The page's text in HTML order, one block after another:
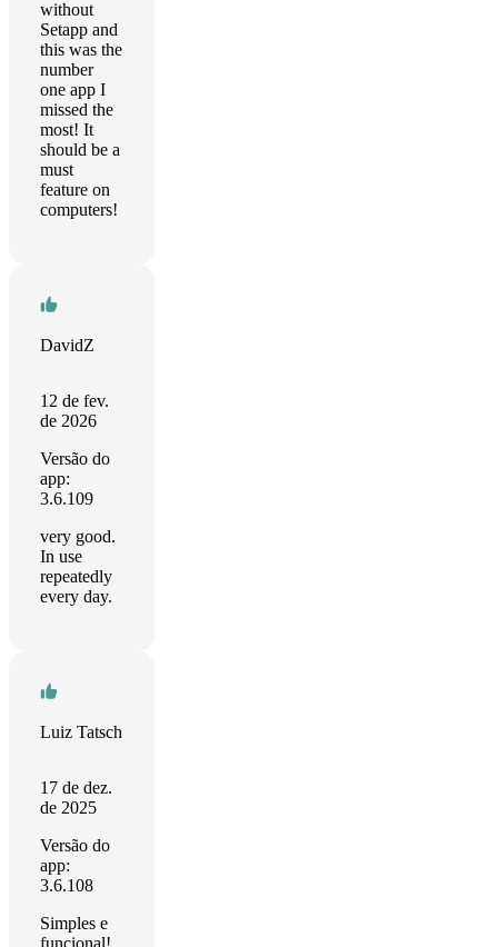
without
Setapp and
this was the
number
one app I
missed the
most! It
should be a
must
feature on
computers!
DavidZ
12 de fev.
de 2026
Versão do
app:
3.6.109
very good.
In use
repeatedly
every day.
Luiz Tatsch
17 de dez.
de 2025
Versão do
app:
3.6.108
Simples e
funcional!